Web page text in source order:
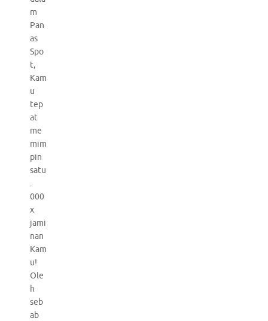
m
Pan
as
Spo
t,
Kam
u
tep
at
me
mim
pin
satu
.
000
x
jami
nan
Kam
u!
Ole
h
seb
ab